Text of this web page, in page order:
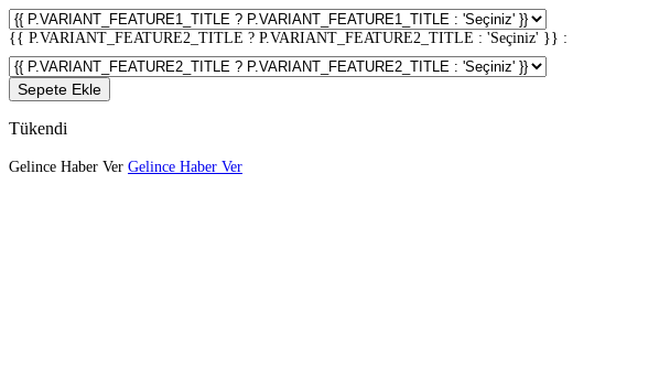
{{ P.VARIANT_FEATURE2_TITLE ? P.VARIANT_FEATURE2_TITLE : 'Seçiniz' }} :
Sepete Ekle
Tükendi
Gelince Haber Ver Gelince Haber Ver